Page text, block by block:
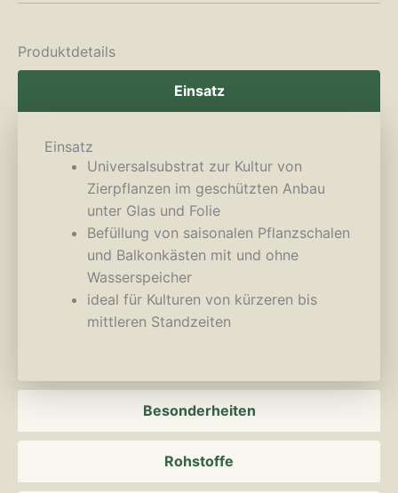
Produktdetails
Einsatz
Besonderheiten
Rohstoffe
Einsatz
Universalsubstrat zur Kultur von
Zierpflanzen im geschützten Anbau
unter Glas und Folie
Befüllung von saisonalen Pflanzschalen
und Balkonkästen mit und ohne
Wasserspeicher
ideal für Kulturen von kürzeren bis
mittleren Standzeiten